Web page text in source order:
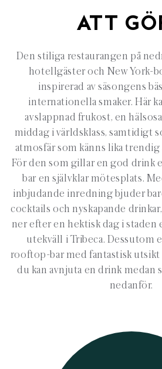
ATT
Den stiliga restaurangen på
hotellgäster och New York-
inspirerad av säsongens
internationella smaker. Här
avslappnad frukost, en
middag i världsklass, samtidigt
atmosfär som känns lika
För den som gillar en god drink
bar en självklar mötesplats.
inbjudande inredning bjuder
cocktails och nyskapande
ner efter en hektisk dag i staden
utekväll i Tribeca. Dessutom
rooftop-bar med fantastisk utsikt
du kan avnjuta en drink medan
nedanför.